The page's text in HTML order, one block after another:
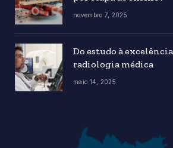
novembro 7, 2025
Do estudo à
radiologia médica
maio 14, 2025